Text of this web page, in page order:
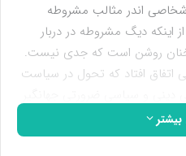
اندر مثالب مشروطه
اینکه دیگ مشروطه در دربار
روشن است که جدی نیست.
اتفاق افتاد که تحول در سیاست
روند مشروطه خواهی آغاز
و تنظیمات و اصلاحات عثمانی و